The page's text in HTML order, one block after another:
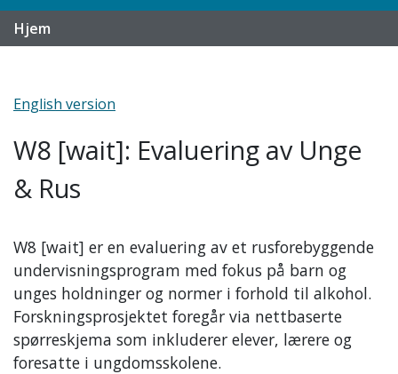
Hjem
English version
W8 [wait]: Evaluering av Unge
& Rus
W8 [wait] er en evaluering av et rusforebyggende
undervisningsprogram med fokus på barn og
unges holdninger og normer i forhold til alkohol.
Forskningsprosjektet foregår via nettbaserte
spørreskjema som inkluderer elever, lærere og
foresatte i ungdomsskolene.